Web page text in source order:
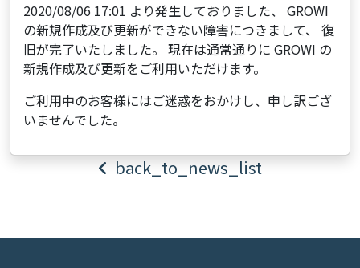
2020/08/06 17:01 より発生しておりました、 GROWI
の新規作成及び更新ができない障害につきまして、 復
旧が完了いたしました。 現在は通常通りに GROWI の
新規作成及び更新をご利用いただけます。
ご利用中のお客様にはご迷惑をおかけし、申し訳ござ
いませんでした。
back_to_news_list